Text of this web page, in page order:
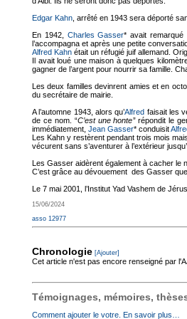
Edgar Kahn , arrêté en 1943 sera déporté
En 1942, Charles Gasser* avait
l’accompagna et après une petite
Alfred Kahn était un réfugié juif allemand.
Il avait loué une maison à quelques
gagner de l’argent pour nourrir sa famille.
Les deux familles devinrent amies et en
du secrétaire de mairie.
A l’automne 1943, alors qu’Alfred faisait les
de ce nom. “C’est une honte” répondit le
immédiatement, Jean Gasser* conduisit
Les Kahn y restèrent pendant trois mois
vécurent sans s’aventurer à l’extérieur
Les Gasser aidèrent également à cacher le
C’est grâce au dévouement des Gasser
Le 7 mai 2001, l’Institut Yad Vashem de
15/06/2024
asso 12977
Chronologie [Ajouter]
Cet article n'est pas encore renseigné par
Témoignages, mémoires,
Comment ajouter le votre. En savoir plus…